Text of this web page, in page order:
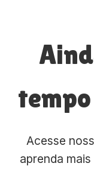
Acesse
aprenda